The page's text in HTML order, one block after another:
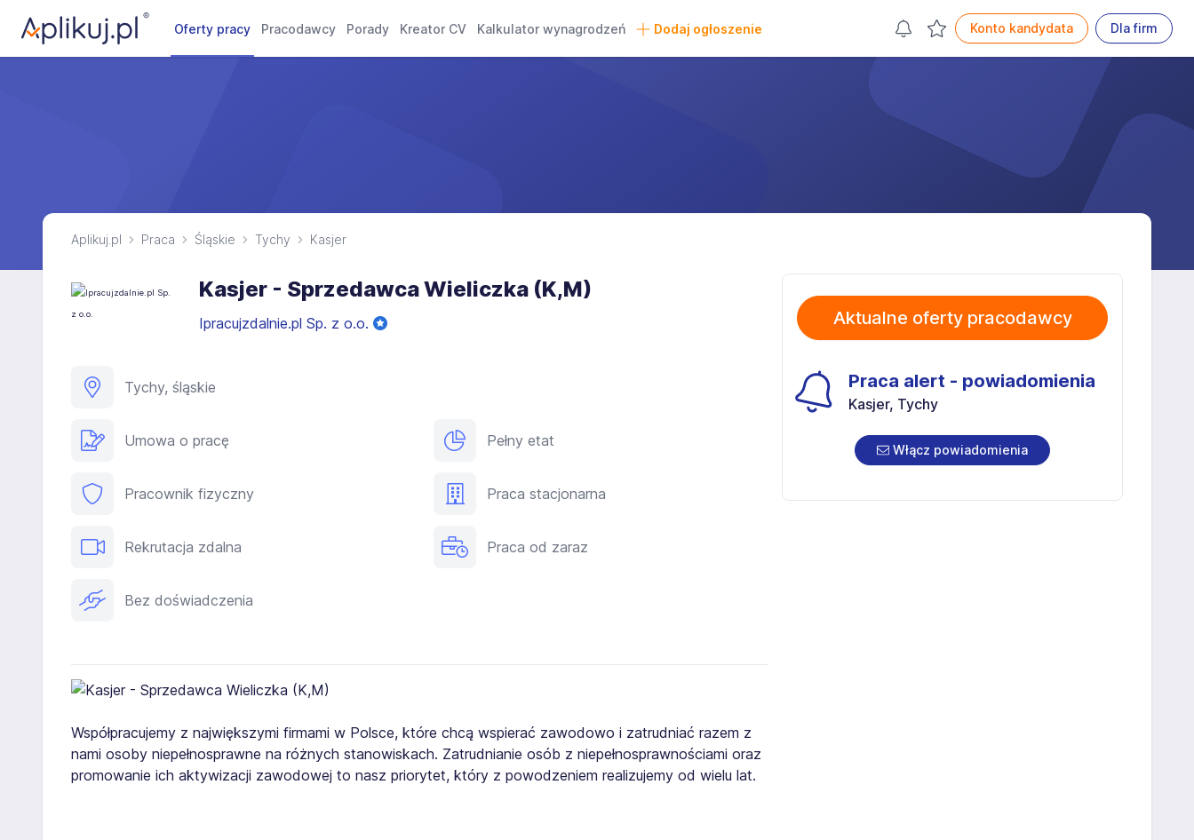
Oferty pracy Pracodawcy Porady Kreator CV Kalkulator wynagrodzeń Dodaj ogłoszenie Konto kandydata Dla firm
Aplikuj.pl Praca Śląskie Tychy Kasjer
Kasjer - Sprzedawca Wieliczka (K,M)
Ipracujzdalnie.pl Sp. z o.o.
Tychy, śląskie
Umowa o pracę Pełny etat
Pracownik fizyczny Praca stacjonarna
Rekrutacja zdalna Praca od zaraz
Bez doświadczenia
Współpracujemy z największymi firmami w Polsce, które chcą wspierać zawodowo i zatrudniać razem z
nami osoby niepełnosprawne na różnych stanowiskach. Zatrudnianie osób z niepełnosprawnościami oraz
promowanie ich aktywizacji zawodowej to nasz priorytet, który z powodzeniem realizujemy od wielu lat.
Aktualne oferty pracodawcy
Praca alert - powiadomienia
Kasjer, Tychy
Włącz powiadomienia